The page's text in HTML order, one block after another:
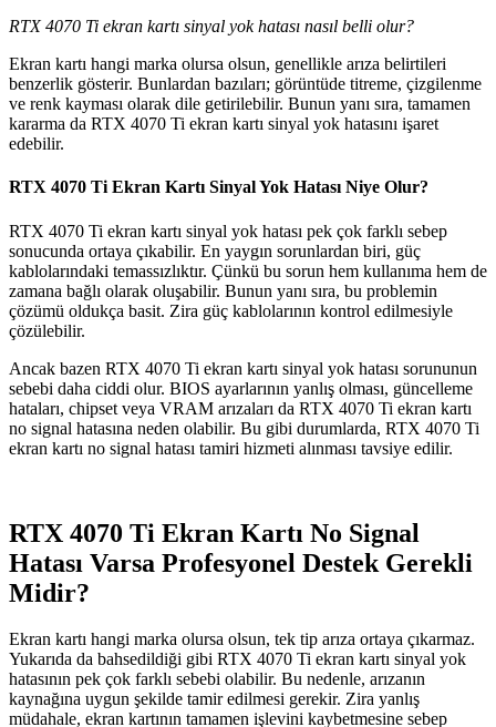
RTX 4070 Ti ekran kartı sinyal yok hatası nasıl belli olur?
Ekran kartı hangi marka olursa olsun, genellikle arıza belirtileri
benzerlik gösterir. Bunlardan bazıları; görüntüde titreme, çizgilenme
ve renk kayması olarak dile getirilebilir. Bunun yanı sıra, tamamen
kararma da RTX 4070 Ti ekran kartı sinyal yok hatasını işaret
edebilir.
RTX 4070 Ti Ekran Kartı Sinyal Yok Hatası Niye Olur?
RTX 4070 Ti ekran kartı sinyal yok hatası pek çok farklı sebep
sonucunda ortaya çıkabilir. En yaygın sorunlardan biri, güç
kablolarındaki temassızlıktır. Çünkü bu sorun hem kullanıma hem de
zamana bağlı olarak oluşabilir. Bunun yanı sıra, bu problemin
çözümü oldukça basit. Zira güç kablolarının kontrol edilmesiyle
çözülebilir.
Ancak bazen RTX 4070 Ti ekran kartı sinyal yok hatası sorununun
sebebi daha ciddi olur. BIOS ayarlarının yanlış olması, güncelleme
hataları, chipset veya VRAM arızaları da RTX 4070 Ti ekran kartı
no signal hatasına neden olabilir. Bu gibi durumlarda, RTX 4070 Ti
ekran kartı no signal hatası tamiri hizmeti alınması tavsiye edilir.
RTX 4070 Ti Ekran Kartı No Signal
Hatası Varsa Profesyonel Destek Gerekli
Midir?
Ekran kartı hangi marka olursa olsun, tek tip arıza ortaya çıkarmaz.
Yukarıda da bahsedildiği gibi RTX 4070 Ti ekran kartı sinyal yok
hatasının pek çok farklı sebebi olabilir. Bu nedenle, arızanın
kaynağına uygun şekilde tamir edilmesi gerekir. Zira yanlış
müdahale, ekran kartının tamamen işlevini kaybetmesine sebep